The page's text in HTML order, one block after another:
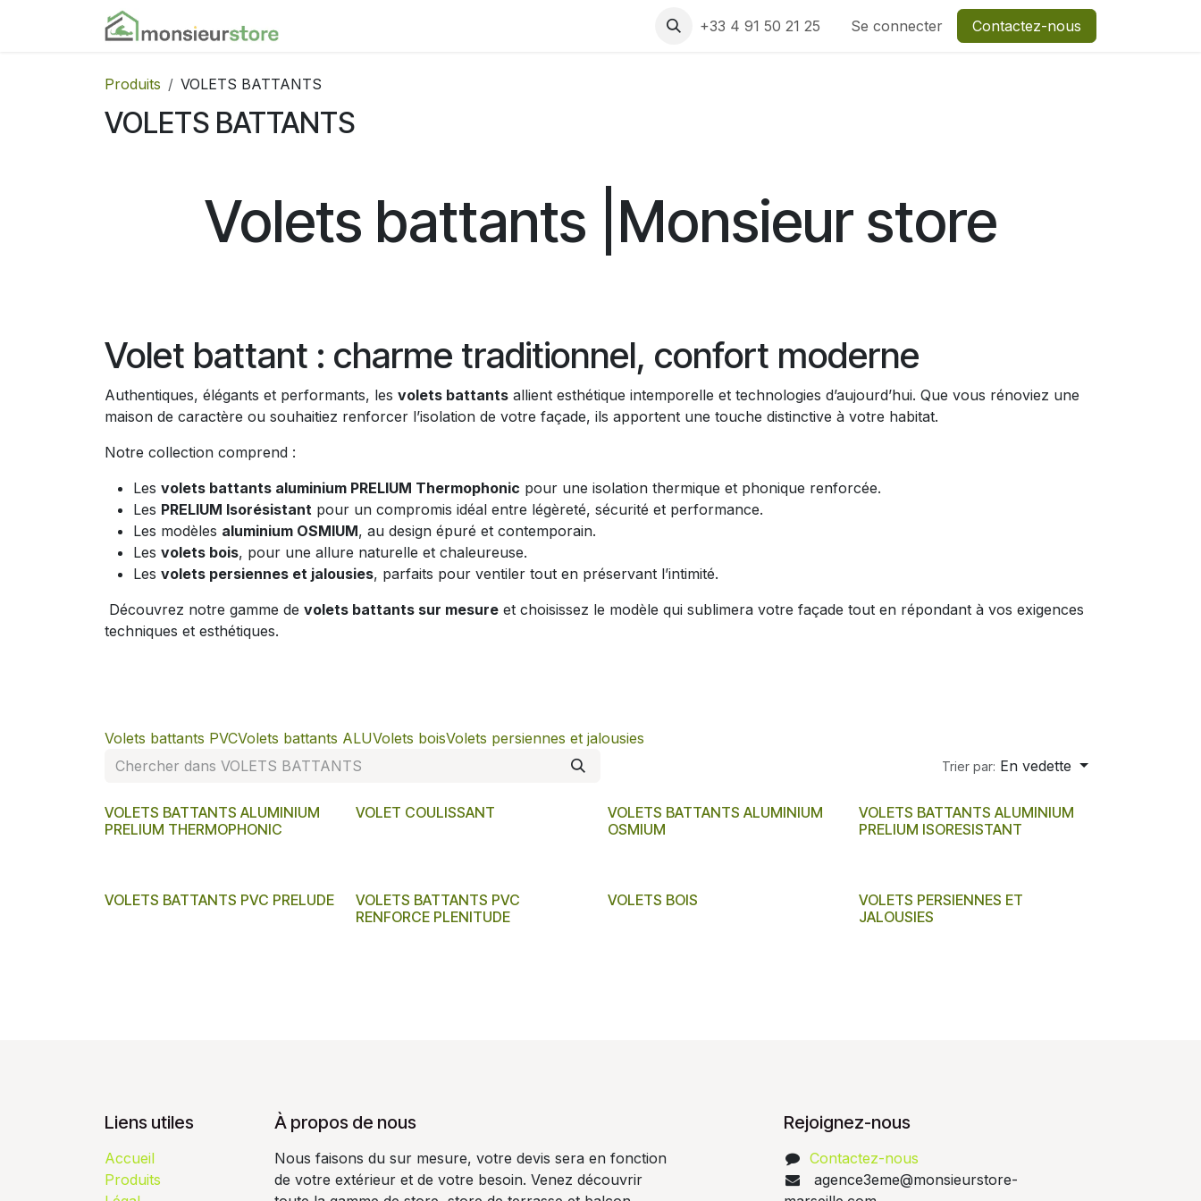
Se rendre au contenu
Recrutement
+33 4 91 50 21 25 Se connecter Contactez-nous
Produits VOLETS BATTANTS
VOLETS BATTANTS
Volets battants |Monsieur store
Volet battant : charme traditionnel, confort moderne
Authentiques, élégants et performants, les volets battants allient esthétique intemporelle et technologies d’aujourd’hui. Que vous rénoviez une
maison de caractère ou souhaitiez renforcer l’isolation de votre façade, ils apportent une touche distinctive à votre habitat.
Notre collection comprend :
Les volets battants aluminium PRELIUM Thermophonic pour une isolation thermique et phonique renforcée.
Les PRELIUM Isorésistant pour un compromis idéal entre légèreté, sécurité et performance.
Les modèles aluminium OSMIUM, au design épuré et contemporain.
Les volets bois, pour une allure naturelle et chaleureuse.
Les volets persiennes et jalousies, parfaits pour ventiler tout en préservant l’intimité.
Découvrez notre gamme de volets battants sur mesure et choisissez le modèle qui sublimera votre façade tout en répondant à vos exigences
techniques et esthétiques.
Volets battants PVCVolets battants ALUVolets boisVolets persiennes et jalousies
Trier par: En vedette
VOLETS BATTANTS ALUMINIUM
PRELIUM THERMOPHONIC
VOLET COULISSANT
VOLETS BATTANTS ALUMINIUM
OSMIUM
VOLETS BATTANTS ALUMINIUM
PRELIUM ISORESISTANT
VOLETS BATTANTS PVC PRELUDE
VOLETS BATTANTS PVC
RENFORCE PLENITUDE
VOLETS BOIS
VOLETS PERSIENNES ET
JALOUSIES
Liens utiles
Accueil
Produits
À propos de nous
Nous faisons du sur mesure, votre devis sera en fonction
de votre extérieur et de votre besoin. Venez découvrir
Rejoignez-nous
Contactez-nous
agence3eme@monsieurstore-